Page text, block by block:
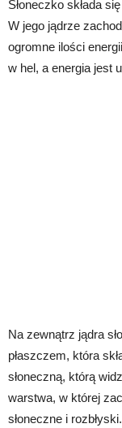
Słoneczko składa
W jego jądrze
ogromne ilości
w hel, a energia jest
Na zewnątrz jądra
płaszczem, która
słoneczną, którą
warstwa, w której
słoneczne i rozbłyski.